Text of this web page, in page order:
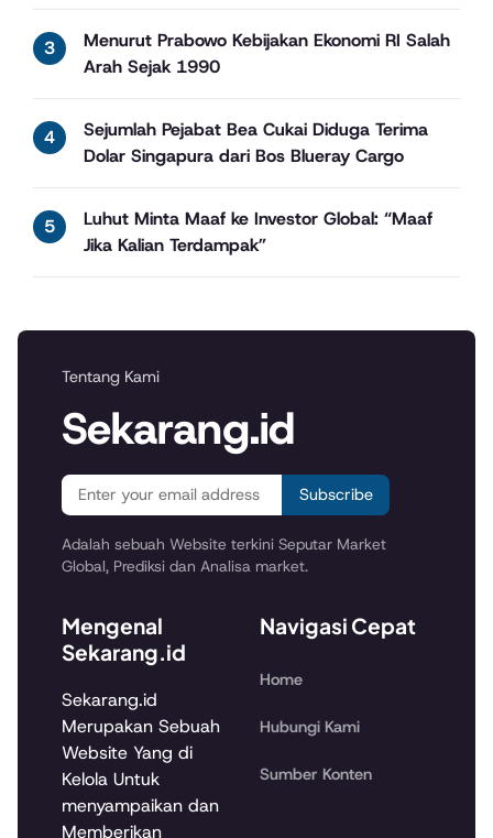
Menurut Prabowo Kebijakan Ekonomi RI Salah
Arah Sejak 1990
Sejumlah Pejabat Bea Cukai Diduga Terima
Dolar Singapura dari Bos Blueray Cargo
Luhut Minta Maaf ke Investor Global: “Maaf
Jika Kalian Terdampak”
Tentang Kami
Sekarang.id
Subscribe
Adalah sebuah Website terkini Seputar Market
Global, Prediksi dan Analisa market.
Mengenal
Sekarang.id
Sekarang.id
Merupakan Sebuah
Website Yang di
Kelola Untuk
menyampaikan dan
Memberikan
Navigasi Cepat
Home
Hubungi Kami
Sumber Konten